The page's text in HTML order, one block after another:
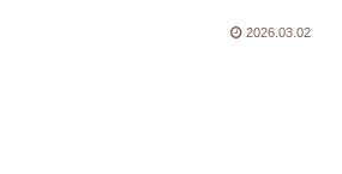
2026.03.02